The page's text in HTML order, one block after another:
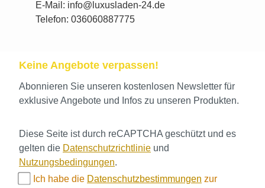
E-Mail: info@luxusladen-24.de
Telefon: 036060887775
Keine Angebote verpassen!
Abonnieren Sie unseren kostenlosen Newsletter für
exklusive Angebote und Infos zu unseren Produkten.
Diese Seite ist durch reCAPTCHA geschützt und es
gelten die Datenschutzrichtlinie und
Nutzungsbedingungen.
Ich habe die Datenschutzbestimmungen zur